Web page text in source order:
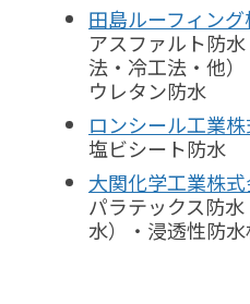
田島ルーフィン
アスファルト防
法・冷工法・他
ウレタン防水
ロンシール工業
塩ビシート防水
大関化学工業株
パラテックス防
水）・浸透性防